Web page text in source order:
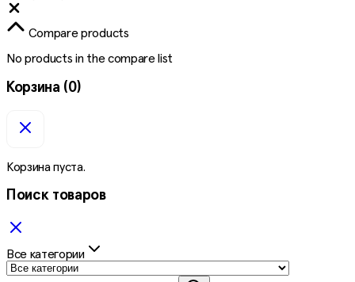
Compare products
No products in the compare list
Корзина (0)
Корзина пуста.
Поиск товаров
Все категории